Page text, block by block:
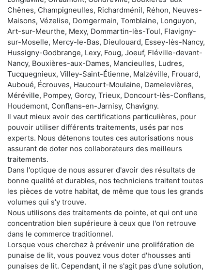
Chênes, Champigneulles, Richardménil, Réhon, Neuves-
Maisons, Vézelise, Domgermain, Tomblaine, Longuyon,
Art-sur-Meurthe, Mexy, Dommartin-lès-Toul, Flavigny-
sur-Moselle, Mercy-le-Bas, Dieulouard, Essey-lès-Nancy,
Hussigny-Godbrange, Lexy, Foug, Joeuf, Fléville-devant-
Nancy, Bouxières-aux-Dames, Mancieulles, Ludres,
Tucquegnieux, Villey-Saint-Étienne, Malzéville, Frouard,
Auboué, Écrouves, Haucourt-Moulaine, Damelevières,
Méréville, Pompey, Gorcy, Trieux, Doncourt-lès-Conflans,
Houdemont, Conflans-en-Jarnisy, Chavigny.
Il vaut mieux avoir des certifications particulières, pour
pouvoir utiliser différents traitements, usés par nos
experts. Nous détenons toutes ces autorisations nous
assurant de doter nos collaborateurs des meilleurs
traitements.
Dans l'optique de nous assurer d'avoir des résultats de
bonne qualité et durables, nos techniciens traitent toutes
les pièces de votre habitat, de même que tous les grands
volumes qui s'y trouve.
Nous utilisons des traitements de pointe, et qui ont une
concentration bien supérieure à ceux que l'on retrouve
dans le commerce traditionnel.
Lorsque vous cherchez à prévenir une prolifération de
punaise de lit, vous pouvez vous doter d'housses anti
punaises de lit. Cependant, il ne s'agit pas d'une solution,